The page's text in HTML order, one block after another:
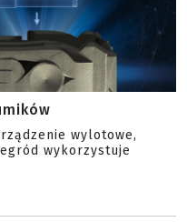
wylotowe,
wykorzystuje